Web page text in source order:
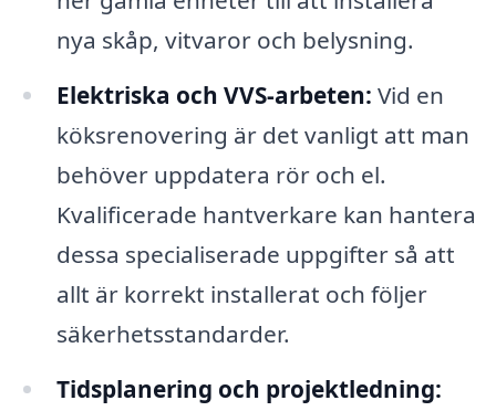
nya skåp, vitvaror och belysning.
Elektriska och VVS-arbeten: Vid en
köksrenovering är det vanligt att man
behöver uppdatera rör och el.
Kvalificerade hantverkare kan hantera
dessa specialiserade uppgifter så att
allt är korrekt installerat och följer
säkerhetsstandarder.
Tidsplanering och projektledning: